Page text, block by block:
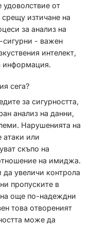
от
изтичане на
за анализ на
сигурни - важен
интелект,
информация.
сега?
за сигурността,
анализ на данни,
Нарушенията на
атаки или
скъпо на
на имиджа.
увеличи контрола
пропуските в
още по-надеждни
това отвореният
може да